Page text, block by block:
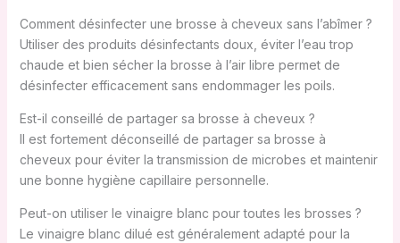
Comment désinfecter une brosse à cheveux sans l’abîmer ?
Utiliser des produits désinfectants doux, éviter l’eau trop
chaude et bien sécher la brosse à l’air libre permet de
désinfecter efficacement sans endommager les poils.
Est-il conseillé de partager sa brosse à cheveux ?
Il est fortement déconseillé de partager sa brosse à
cheveux pour éviter la transmission de microbes et maintenir
une bonne hygiène capillaire personnelle.
Peut-on utiliser le vinaigre blanc pour toutes les brosses ?
Le vinaigre blanc dilué est généralement adapté pour la